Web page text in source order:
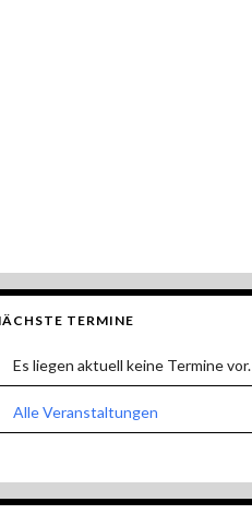
TERMINE
Es liegen aktuell keine Termine vor.
Alle Veranstaltungen